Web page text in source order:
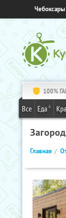
Чебоксары
100%
Все Еда 6
Главная